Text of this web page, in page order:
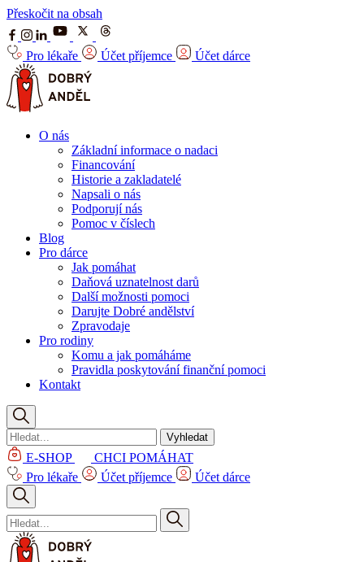
Přeskočit na obsah
Pro lékaře Účet příjemce Účet dárce
O nás
Základní informace o nadaci
Financování
Historie a zakladatelé
Napsali o nás
Podporují nás
Pomoc v číslech
Blog
Pro dárce
Jak pomáhat
Daňová uznatelnost darů
Další možnosti pomoci
Darujte Dobré andělství
Zpravodaje
Pro rodiny
Komu a jak pomáháme
Pravidla poskytování finanční pomoci
Kontakt
Vyhledat
E-SHOP
CHCI POMÁHAT
Pro lékaře
Účet příjemce Účet dárce